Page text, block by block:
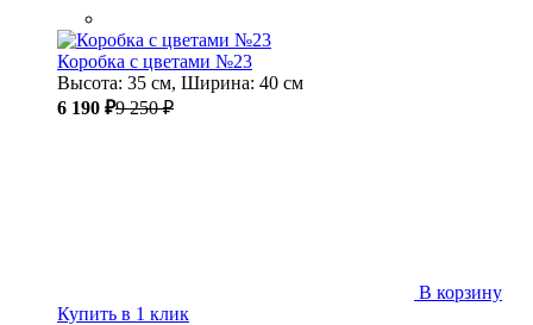
Коробка с цветами №23
Высота: 35 см, Ширина: 40 см
6 190 ₽9 250 ₽
В корзину
Купить в 1 клик